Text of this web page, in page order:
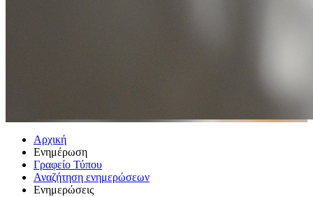
Αρχική
Ενημέρωση
Γραφείο Τύπου
Αναζήτηση ενημερώσεων
Ενημερώσεις